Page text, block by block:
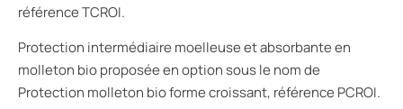
référence TCROI.
Protection intermédiaire moelleuse et absorbante en
molleton bio proposée en option sous le nom de
Protection molleton bio forme croissant, référence PCROI.